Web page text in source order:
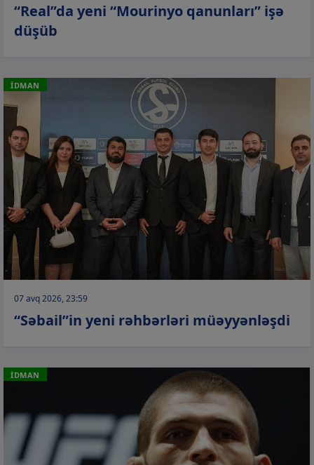
“Real”da yeni “Mourinyo qanunları” işə
düşüb
İDMAN
07 avq 2026, 23:59
“Səbail”in yeni rəhbərləri müəyyənləşdi
İDMAN